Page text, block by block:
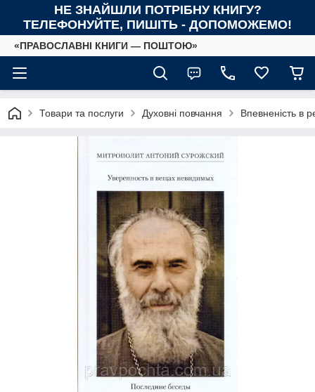
НЕ ЗНАЙШЛИ ПОТРІБНУ КНИГУ?
ТЕЛЕФОНУЙТЕ, ПИШІТЬ - ДОПОМОЖЕМО!
«ПРАВОСЛАВНІ КНИГИ — ПОШТОЮ»
Товари та послуги Духовні повчання Впевненість в